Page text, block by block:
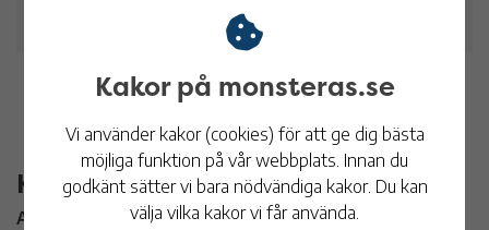
14:00 - 16:00
Kontaktinformation
Arrangör:
Kakor på monsteras.se
Vi använder kakor (cookies) för att ge dig bästa
möjliga funktion på vår webbplats. Innan du
godkänt sätter vi bara nödvändiga kakor. Du kan
välja vilka kakor vi får använda.